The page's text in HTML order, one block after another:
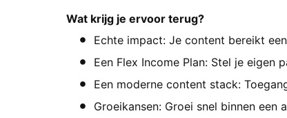
Wat krijg je ervoor terug?
Echte impact: Je content bereikt
Een Flex Income Plan: Stel je
Een moderne content stack:
Groeikansen: Groei snel binnen een